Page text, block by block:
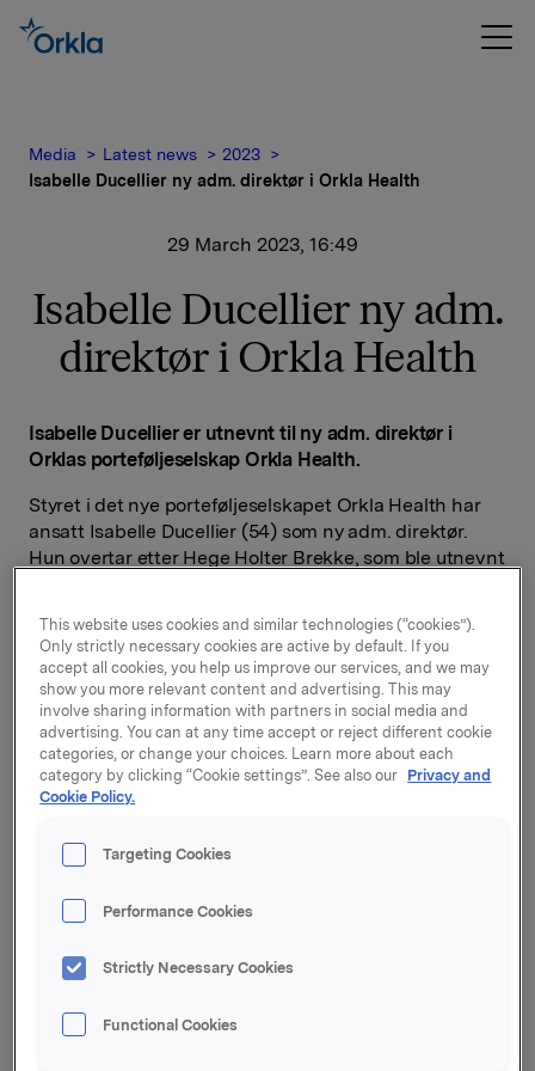
Media Latest news
2023
Isabelle Ducellier ny adm. direktør i Orkla Health
29 March 2023, 16:49
Isabelle Ducellier ny adm.
direktør i Orkla Health
Isabelle Ducellier er utnevnt til ny adm. direktør i
Orklas porteføljeselskap Orkla Health.
Styret i det nye porteføljeselskapet Orkla Health har
ansatt Isabelle Ducellier (54) som ny adm. direktør.
Hun overtar etter Hege Holter Brekke, som ble utnevnt
industrielt investeringsselskap og Orkla Health ble
etablert som et av 12 nye porteføljeselskaper.
Ducellier kommer fra stillingen som CEO for det
svenske probiotikaselskapet BioGaia group, som hun
har ledet siden 2018. Før dette har hun sittet i flere
lederstillinger, som Generalsekretær for
CEO for Pernod Ricard Sweden. Hun har en Master i
internasjonal markedsføring fra EM Lyon business
school og en Executive MBA fra Harvard Business
School.
Ducellier har lang erfaring fra forskjellige styreverv,
Borg, fransk-svensk handelskammer og Jönköping
This website uses cookies and similar technologies (“cookies”).
Only strictly necessary cookies are active by default. If you
accept all cookies, you help us improve our services, and we may
show you more relevant content and advertising. This may
involve sharing information with partners in social media and
advertising. You can at any time accept or reject different cookie
categories, or change your choices. Learn more about each
category by clicking “Cookie settings”. See also our Privacy and
Cookie Policy.
Targeting Cookies
Performance Cookies
Strictly Necessary Cookies
Functional Cookies